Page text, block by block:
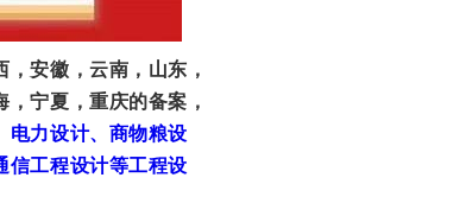
安徽，云南，山东，
宁夏，重庆的备案，
电力设计、商物粮设
信工程设计等工程设